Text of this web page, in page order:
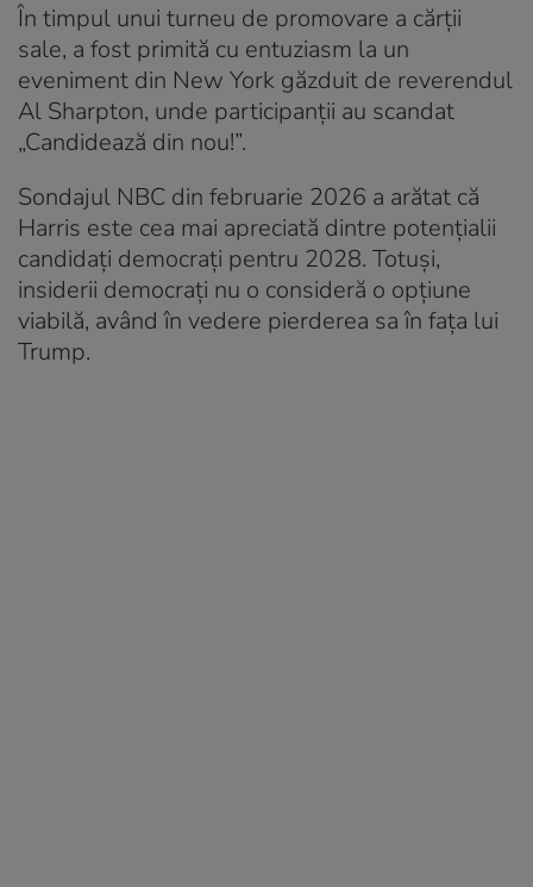
În timpul unui turneu de promovare a cărții
sale, a fost primită cu entuziasm la un
eveniment din New York găzduit de reverendul
Al Sharpton, unde participanții au scandat
„Candidează din nou!”.
Sondajul NBC din februarie 2026 a arătat că
Harris este cea mai apreciată dintre potențialii
candidați democrați pentru 2028. Totuși,
insiderii democrați nu o consideră o opțiune
viabilă, având în vedere pierderea sa în fața lui
Trump.